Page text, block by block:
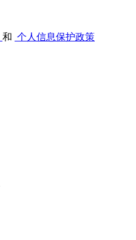
和 个人信息保护政策